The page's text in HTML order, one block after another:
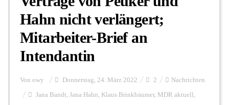
Hahn nicht verlängert;
Mitarbeiter-Brief an
Intendantin
Von owy Donnerstag, 24. März 2022 2 Nachrichten
Jana Bandt, Jana Hahn, Klaus Brinkbäumer, MDR aktuell,